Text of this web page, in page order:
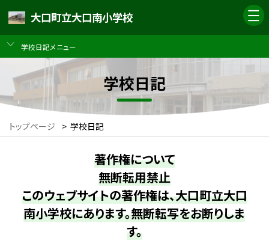
大口町立大口南小学校
学校日記メニュー
学校日記
トップページ > 学校日記
著作権について
無断転用禁止
このウェブサイトの著作権は、大口町立大口
南小学校にあります。無断転写をお断りしま
す。